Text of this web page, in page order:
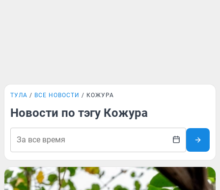
ТУЛА ВСЕ НОВОСТИ КОЖУРА
Новости по тэгу Кожура